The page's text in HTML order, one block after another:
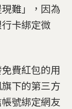
難」，因為
卡綁定微
費紅包的用
下的第三方
號綁定網友